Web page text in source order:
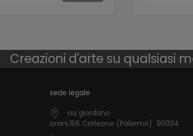
Creazioni d'arte su qualsiasi
sede legale
via giordano
orsini,156 Corleone (Palermo) 90034